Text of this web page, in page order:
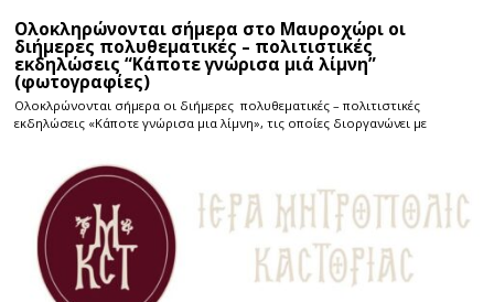
Ολοκληρώνονται σήμερα στο Μαυροχώρι οι
διήμερες πολυθεματικές – πολιτιστικές
εκδηλώσεις “Κάποτε γνώρισα μιά λίμνη”
(φωτογραφίες)
Ολοκλρώνονται σήμερα οι διήμερες πολυθεματικές – πολιτιστικές
εκδηλώσεις «Κάποτε γνώρισα μια λίμνη», τις οποίες διοργανώνει με